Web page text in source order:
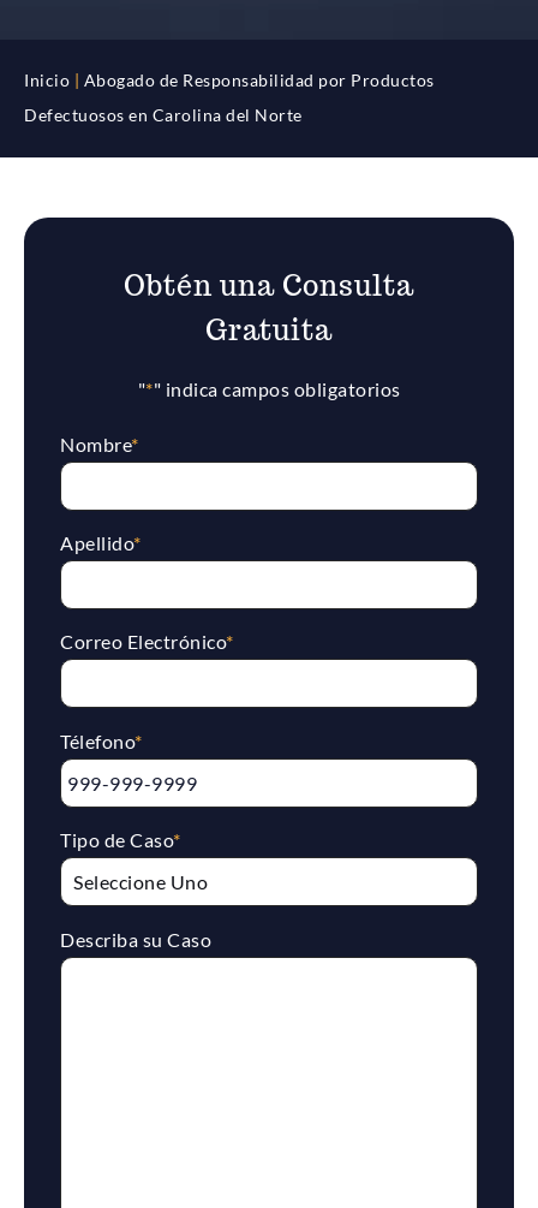
Inicio
Abogado de Responsabilidad por Productos
Defectuosos en Carolina del Norte
Obtén una Consulta
Gratuita
"*" indica campos obligatorios
Nombre*
Apellido*
Correo Electrónico*
Télefono*
Tipo de Caso*
Describa su Caso